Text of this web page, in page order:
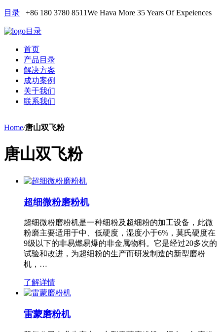
目录 +86 180 3780 8511We Hava More 35 Years Of Expeiences
目录
首页
产品目录
解决方案
成功案例
关于我们
联系我们
Home/唐山双飞粉
唐山双飞粉
超细微粉磨粉机
超细微粉磨粉机是一种细粉及超细粉的加工设备，此微
粉磨主要适用于中、低硬度，湿度小于6%，莫氏硬度在
9级以下的非易燃易爆的非金属物料。它是经过20多次的
试验和改进，为超细粉的生产而研发制造的新型磨粉
机，…
了解详情
雷蒙磨粉机